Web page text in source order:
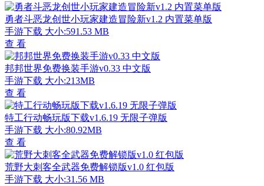
勇者斗恶龙创世小玩家建造冒险新v1.2 内置菜单版
手游下载 大小:591.53 MB
查 看
邦邦世界免费换装手游v0.33 中文版
手游下载 大小:213MB
查 看
特工行动畅玩版下载v1.6.19 无限子弹版
手游下载 大小:80.92MB
查 看
荒野大刺客全武器免费解锁版v1.0 红包版
手游下载 大小:31.56 MB